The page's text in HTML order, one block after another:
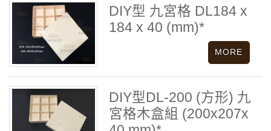
DIY型 九宮格 DL184 x
184 x 40 (mm)*
DIY型DL-200 (方形) 九
宮格木盒組 (200x207x